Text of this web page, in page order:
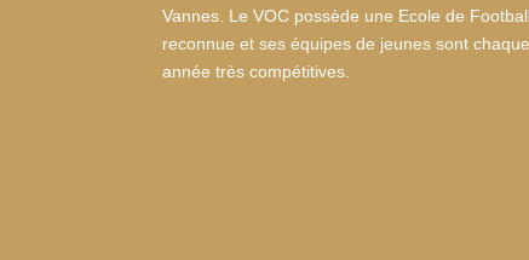
Vannes. Le VOC possède une Ecole de
reconnue et ses équipes de jeunes sont chaque
année très compétitives.